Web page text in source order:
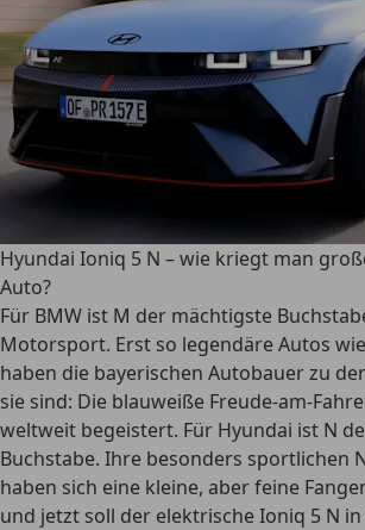
Hyundai Ioniq 5 N – wie kriegt man
Auto?
Für BMW ist M der mächtigste
Motorsport. Erst so legendäre Autos
haben die bayerischen Autobauer zu
sie sind: Die blauweiße Freude-am-
weltweit begeistert. Für Hyundai ist N
Buchstabe. Ihre besonders sportlichen
haben sich eine kleine, aber feine
und jetzt soll der elektrische Ioniq 5 N